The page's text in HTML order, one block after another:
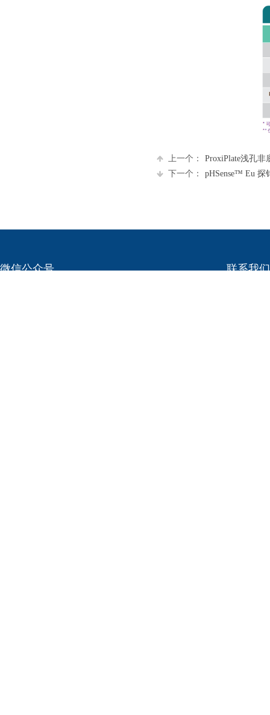
上一个：
ProxiPlate浅孔非
下一个：
pHSense™ Eu 探
联系我
微信公众号